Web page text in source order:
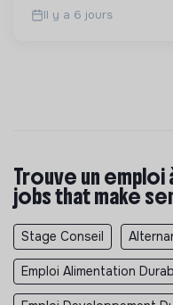
Il y a 6 jours
Trouve un
jobs that make
Stage Conseil
Emploi Alimentation